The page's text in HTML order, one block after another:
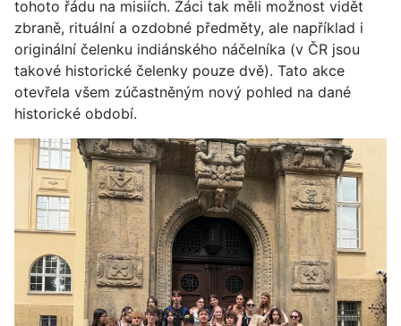
tohoto řádu na misiích. Žáci tak měli možnost vidět
zbraně, rituální a ozdobné předměty, ale například i
originální čelenku indiánského náčelníka (v ČR jsou
takové historické čelenky pouze dvě). Tato akce
otevřela všem zúčastněným nový pohled na dané
historické období.